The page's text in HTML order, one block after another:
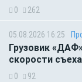
0 262
05.08.2026 16:25
Грузовик
скорости
0 92